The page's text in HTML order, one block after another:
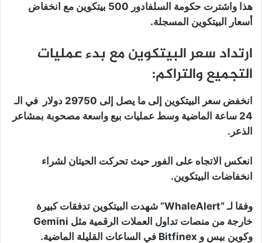
هذا واشترت حكومة السلفادور 500 بيتكوين مع انخفاض
أسعار البيتكوين المسجلة.
ارتداد سعر البيتكوين مع بدء عمليات
التجميع والتراكم:
انخفض سعر البيتكوين إلى ما يصل إلى 29750 دولار في الـ
24 ساعة الماضية وسط عمليات بيع واسعة مصحوبة بمشاعر
الذعر.
انعكس الاتجاه على الفور حيث تحركت الحيتان لشراء
انخفاضات البيتكوين.
وفقا لـ “WhaleAlert” شهدت البيتكوين تدفقات كبيرة
خارجة من منصات تداول العملات الرقمية مثل Gemini
وكوين بيس و Bitfinex في الساعات القليلة الماضية.